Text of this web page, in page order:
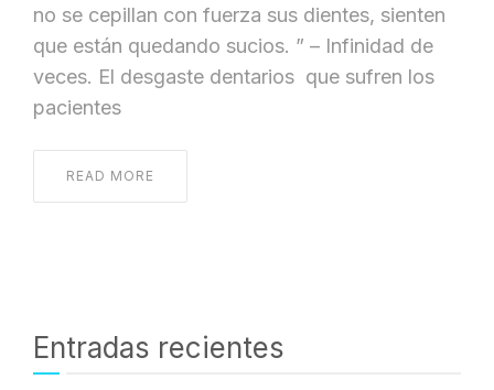
no se cepillan con fuerza sus dientes, sienten
que están quedando sucios. ” – Infinidad de
veces. El desgaste dentarios que sufren los
pacientes
READ MORE
Entradas recientes